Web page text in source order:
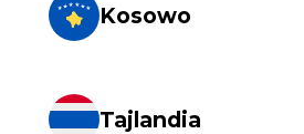
Kosowo
Tajlandia